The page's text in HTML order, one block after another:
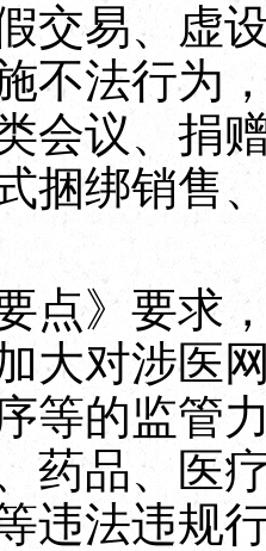
交易、虚
不法行为
会议、捐
捆绑销售
要求，
大对涉医
等的监管
药品、医
违法违规